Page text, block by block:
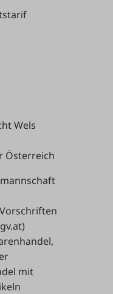
Wels
Österreich
mit